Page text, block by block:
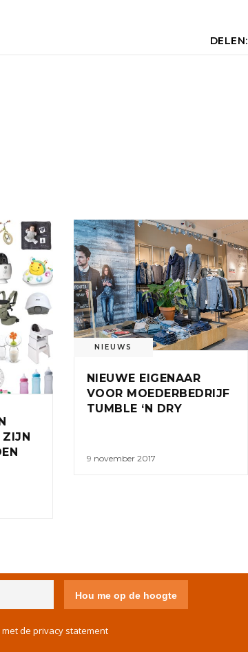
DELEN:
NIEUWS
NIEUWE EIGENAAR
VOOR MOEDERBEDRIJF
TUMBLE ‘N DRY
9 november 2017
DISCLAIMER COLOFON CONTACT
COOKIE POLICY (EU)
de privacy statement